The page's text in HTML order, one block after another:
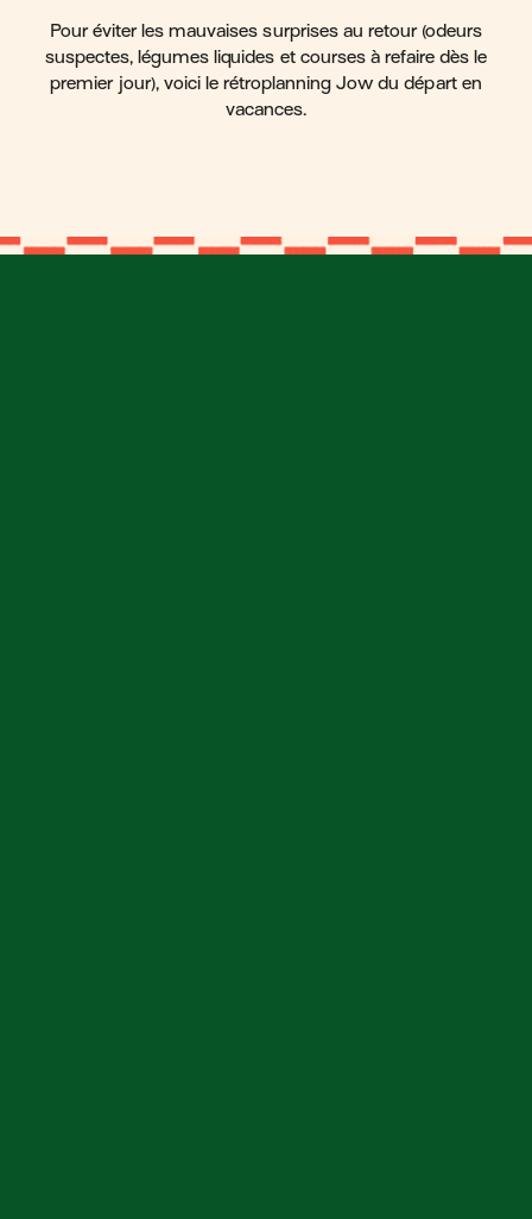
Pour éviter les mauvaises surprises au retour (odeurs
suspectes, légumes liquides et courses à refaire dès le
premier jour), voici le rétroplanning Jow du départ en
vacances.